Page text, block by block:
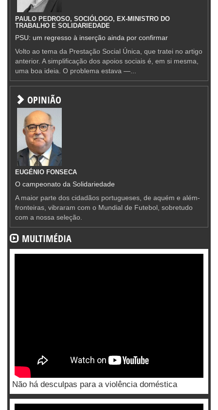
PAULO PEDROSO, SOCIÓLOGO, EX-MINISTRO DO
TRABALHO E SOLIDARIEDADE
PSU: um regresso à inserção ainda por confirmar
Volto ao tema da Prestação Social Única, que tratei no artigo
anterior. A simplificação dos apoios sociais é, em si mesma,
uma boa ideia. O problema estava —...
OPINIÃO
EUGÉNIO FONSECA
O campeonato da Solidariedade
A maior parte dos cidadãos portugueses, de aquém e além-
fronteiras, vibraram com o Mundial de Futebol, sobretudo
com a nossa seleção.
MULTIMÉDIA
Não há desculpas para a violência doméstica